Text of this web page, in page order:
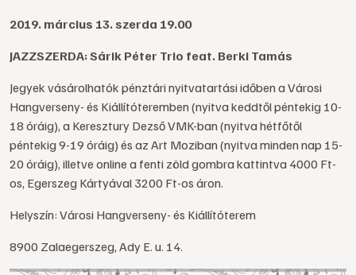
2019. március 13. szerda 19.00
JAZZSZERDA: Sárik Péter Trio feat. Berki Tamás
Jegyek vásárolhatók pénztári nyitvatartási időben a Városi
Hangverseny- és Kiállítóteremben (nyitva keddtől péntekig 10-
18 óráig), a Keresztury Dezső VMK-ban (nyitva hétfőtől
péntekig 9-19 óráig) és az Art Moziban (nyitva minden nap 15-
20 óráig), illetve online a fenti zöld gombra kattintva 4000 Ft-
os, Egerszeg Kártyával 3200 Ft-os áron.
Helyszín: Városi Hangverseny- és Kiállítóterem
8900 Zalaegerszeg, Ady E. u. 14.